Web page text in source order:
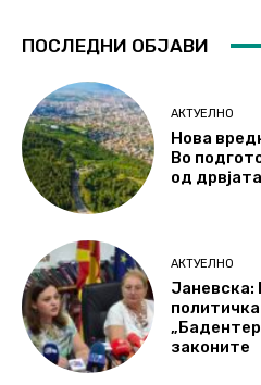
ПОСЛЕДНИ ОБЈАВИ
АКТУЕЛНО
Нова
Во
од
АКТУЕЛНО
Јаневска:
законите